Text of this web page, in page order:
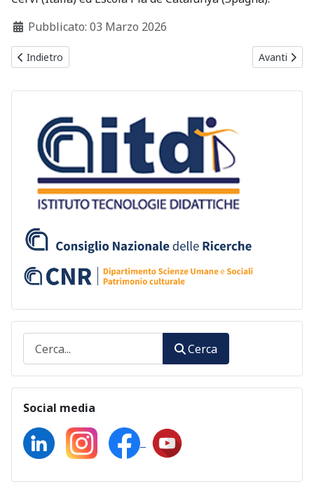
Cerca
Social media
Dettagli
Pubblicato: 03 Marzo 2026
Articolo precedente: Contributo CNR-ITD accettato alla
Indietro Articolo
Avanti